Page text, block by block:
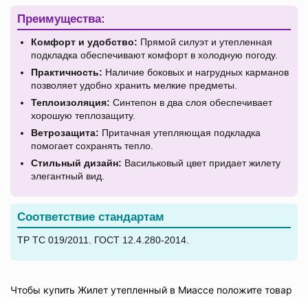
Преимущества:
Комфорт и удобство: Прямой силуэт и утепленная
подкладка обеспечивают комфорт в холодную погоду.
Практичность: Наличие боковых и нагрудных карманов
позволяет удобно хранить мелкие предметы.
Теплоизоляция: Синтепон в два слоя обеспечивает
хорошую теплозащиту.
Ветрозащита: Притачная утепляющая подкладка
помогает сохранять тепло.
Стильный дизайн: Васильковый цвет придает жилету
элегантный вид.
Соответствие стандартам
ТР ТС 019/2011. ГОСТ 12.4.280-2014.
Чтобы купить Жилет утепленный в Миассе положите товар